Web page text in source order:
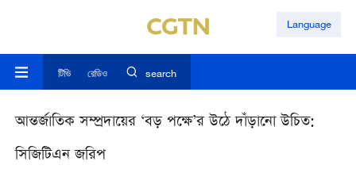
Language
টিভি রেডিও search
আন্তর্জাতিক সম্প্রদায়ের ‘বড় পক্ষে’র উঠে দাঁড়ানো উচিত:
সিজিটিএন জরিপ